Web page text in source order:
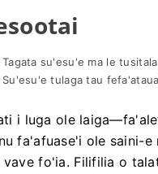
Tagata su'esu'e ma le
Su'esu'e tulaga tau
i luga ole
fa'afuase'i ole saini-
fo'ia. Filifilia o